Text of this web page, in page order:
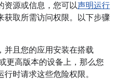
资源或信息，您可以声明运行
获取所需访问权限。以下步骤
，并且您的应用安装在搭载
更高版本的设备上，那么您
时请求这些危险权限。